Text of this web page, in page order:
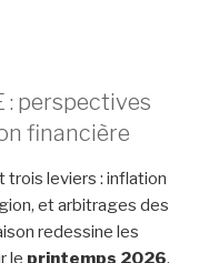
: perspectives
financière
trois leviers : inflation
et arbitrages des
redessine les